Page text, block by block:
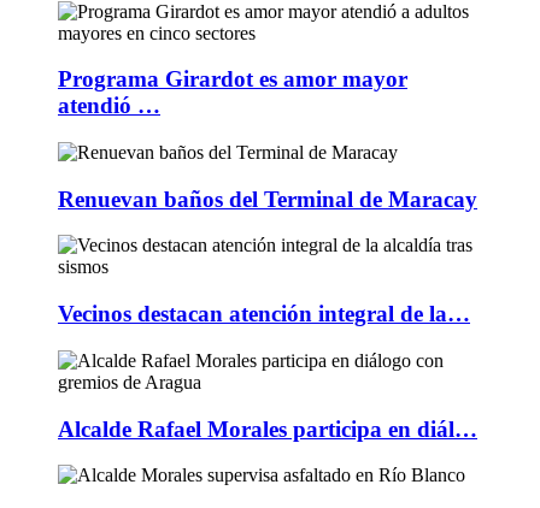
Programa Girardot es amor mayor
atendió …
Renuevan baños del Terminal de Maracay
Vecinos destacan atención integral de la…
Alcalde Rafael Morales participa en diál…